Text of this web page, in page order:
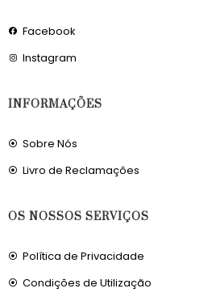
Facebook
Instagram
INFORMAÇÕES
Sobre Nós
Livro de Reclamações
OS NOSSOS SERVIÇOS
Política de Privacidade
Condições de Utilização